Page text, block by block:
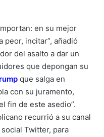
en su mejor
incitar”, añadió
del asalto a dar un
que depongan su
que salga en
con su juramento,
fin de este asedio”.
recurrió a su canal
Twitter, para